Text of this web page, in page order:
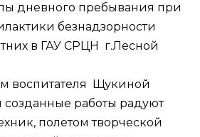
дневного пребывания при
безнадзорности
в ГАУ СРЦН г.Лесной
воспитателя Щукиной
работы радуют
полетом творческой